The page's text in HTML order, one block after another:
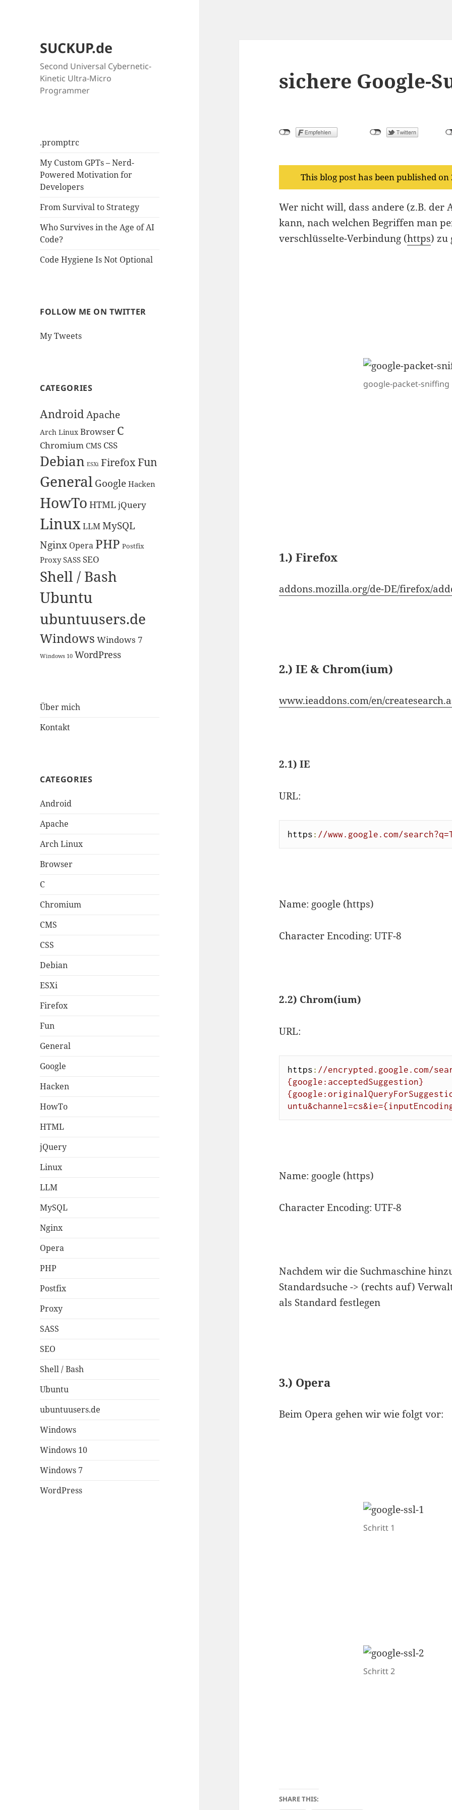
SUCKUP.de
Second Universal Cybernetic-
Kinetic Ultra-Micro
Programmer
.promptrc
My Custom GPTs – Nerd-
Powered Motivation for
Developers
From Survival to Strategy
Who Survives in the Age of AI
Code?
Code Hygiene Is Not Optional
FOLLOW ME ON TWITTER
My Tweets
CATEGORIES
AndroidApache
Arch Linux Browser C
Chromium CMS CSS
Debian ESXi FirefoxFun
GeneralGoogle Hacken
HowTo HTMLjQuery
LinuxLLMMySQL
Nginx Opera PHP Postfix
Proxy SASS SEO
Shell / Bash
Ubuntu
ubuntuusers.de
Windows Windows 7
Windows 10 WordPress
Über mich
Kontakt
CATEGORIES
Android
Apache
Arch Linux
Browser
C
Chromium
CMS
CSS
Debian
ESXi
Firefox
Fun
General
Google
Hacken
HowTo
HTML
jQuery
Linux
LLM
MySQL
Nginx
Opera
PHP
Postfix
Proxy
SASS
SEO
Shell / Bash
Ubuntu
ubuntuusers.de
Windows
Windows 10
Windows 7
WordPress
sichere Google-
This blog post has been published
Wer nicht will, dass andere (z.B.
kann, nach welchen Begriffen man
verschlüsselte-Verbindung (https) zu
google-packet-sniffing
1.) Firefox
addons.mozilla.org/de-DE/firefox/
2.) IE & Chrom(ium)
www.ieaddons.com/en/
2.1) IE
URL:
https : //www.google.com/
Name: google (https)
Character Encoding: UTF-8
2.2) Chrom(ium)
URL:
https : //encrypted.google.com/
{google:acceptedSuggestion}
Name: google (https)
Character Encoding: UTF-8
Nachdem wir die Suchmaschine
Standardsuche -> (rechts auf)
als Standard festlegen
3.) Opera
Beim Opera gehen wir wie folgt vor:
Schritt 1
Schritt 2
SHARE THIS: